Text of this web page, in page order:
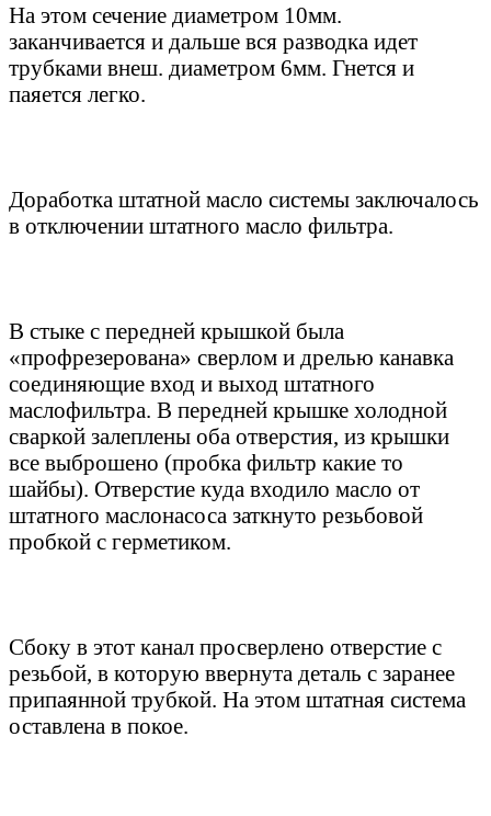
На этом сечение диаметром 10мм.
заканчивается и дальше вся разводка идет
трубками внеш. диаметром 6мм. Гнется и
паяется легко.
Доработка штатной масло системы заключалось
в отключении штатного масло фильтра.
В стыке с передней крышкой была
«профрезерована» сверлом и дрелью канавка
соединяющие вход и выход штатного
маслофильтра. В передней крышке холодной
сваркой залеплены оба отверстия, из крышки
все выброшено (пробка фильтр какие то
шайбы). Отверстие куда входило масло от
штатного маслонасоса заткнуто резьбовой
пробкой с герметиком.
Сбоку в этот канал просверлено отверстие с
резьбой, в которую ввернута деталь с заранее
припаянной трубкой. На этом штатная система
оставлена в покое.